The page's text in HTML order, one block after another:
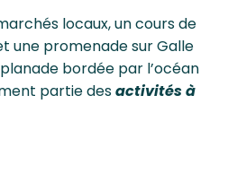
locaux, un cours de
une promenade sur Galle
bordée par l’océan
partie desactivités à